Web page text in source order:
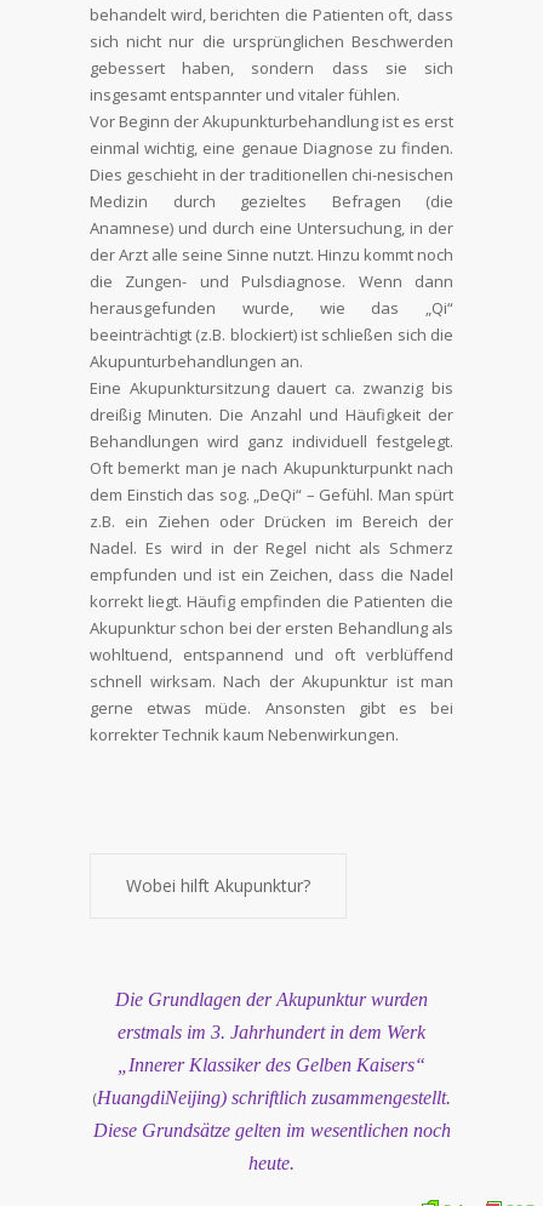
behandelt wird, berichten die Patienten oft, dass
sich nicht nur die ursprünglichen Beschwerden
gebessert haben, sondern dass sie sich
insgesamt entspannter und vitaler fühlen.
Vor Beginn der Akupunkturbehandlung ist es erst
einmal wichtig, eine genaue Diagnose zu finden.
Dies geschieht in der traditionellen chi-nesischen
Medizin durch gezieltes Befragen (die
Anamnese) und durch eine Untersuchung, in der
der Arzt alle seine Sinne nutzt. Hinzu kommt noch
die Zungen- und Pulsdiagnose. Wenn dann
herausgefunden wurde, wie das „Qi“
beeinträchtigt (z.B. blockiert) ist schließen sich die
Akupunturbehandlungen an.
Eine Akupunktursitzung dauert ca. zwanzig bis
dreißig Minuten. Die Anzahl und Häufigkeit der
Behandlungen wird ganz individuell festgelegt.
Oft bemerkt man je nach Akupunkturpunkt nach
dem Einstich das sog. „DeQi“ – Gefühl. Man spürt
z.B. ein Ziehen oder Drücken im Bereich der
Nadel. Es wird in der Regel nicht als Schmerz
empfunden und ist ein Zeichen, dass die Nadel
korrekt liegt. Häufig empfinden die Patienten die
Akupunktur schon bei der ersten Behandlung als
wohltuend, entspannend und oft verblüffend
schnell wirksam. Nach der Akupunktur ist man
gerne etwas müde. Ansonsten gibt es bei
korrekter Technik kaum Nebenwirkungen.
Wobei hilft Akupunktur?
Die Grundlagen der Akupunktur wurden
erstmals im 3. Jahrhundert in dem Werk
„Innerer Klassiker des Gelben Kaisers“
(HuangdiNeijing) schriftlich zusammengestellt.
Diese Grundsätze gelten im wesentlichen noch
heute.